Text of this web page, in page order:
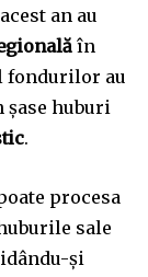
an au
în
fondurilor au
huburi
.
procesa
sale
și